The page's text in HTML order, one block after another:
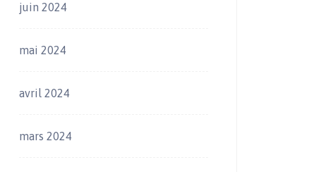
juin 2024
mai 2024
avril 2024
mars 2024